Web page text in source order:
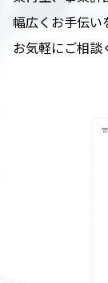
幅広くお手伝い
お気軽にご相談